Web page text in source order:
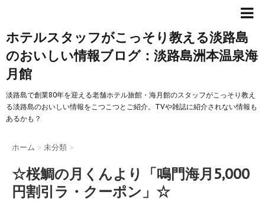
ホテルスタッフがこっそり教える淡路島
のおいしい情報ブログ：淡路島洲本温泉海
月館
淡路島で創業80年を迎える老舗ホテル旅館・海月館のスタッフがこっそり教え
る淡路島のおいしい情報をこつこつとご紹介。TVや雑誌に紹介されない情報も
あるかも？
ホーム > 未分類 >
☆桜鯛の月くんより「鳴門海月5,000
円割引ラ・クーポン」☆